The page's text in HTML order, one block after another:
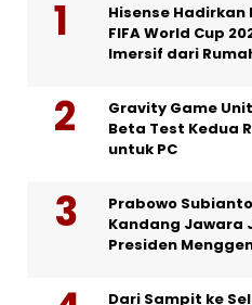
Hisense
FIFA World Cup
Imersif dari
Gravity Game
Beta Test Kedua
untuk PC
Prabowo
Kandang Jawara
Presiden
Dari Sampit ke